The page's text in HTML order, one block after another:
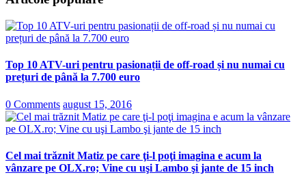
Top 10 ATV-uri pentru pasionații de off-road și nu numai cu
prețuri de până la 7.700 euro
0 Comments august 15, 2016
Cel mai trăznit Matiz pe care ţi-l poţi imagina e acum la
vânzare pe OLX.ro; Vine cu uşi Lambo şi jante de 15 inch